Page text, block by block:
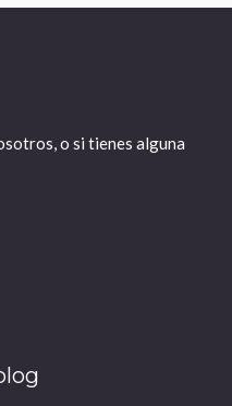
o si tienes alguna